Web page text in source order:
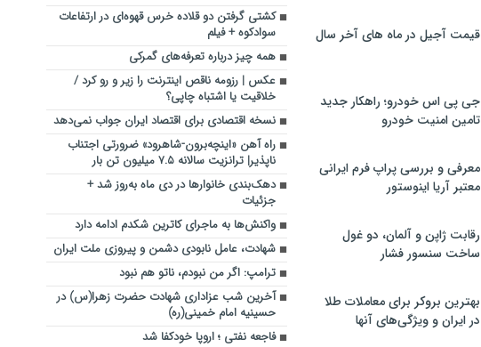
قیمت آجیل در ماه های آخر سال
جی پی اس خودرو؛ راهکار جدید
تامین امنیت خودرو
معرفی و بررسی پراپ فرم ایرانی
معتبر آریا اینوستور
رقابت ژاپن و آلمان، دو غول
ساخت سنسور فشار
بهترین بروکر برای معاملات طلا
در ایران و ویژگی‌های آنها
کشتی گرفتن دو قلاده خرس قهوه‌ای در ارتفاعات
سوادکوه + فیلم
همه چیز درباره تعرفه‌های گمرکی
عکس | رزومه ناقص اینترنت را زیر و رو کرد /
خلاقیت یا اشتباه چاپی؟
نسخه اقتصادی برای اقتصاد ایران جواب نمی‌دهد
راه آهن «اینچه‌برون-شاهرود» ضرورتی اجتناب
ناپذیر| ترانزیت سالانه ۷.۵ میلیون تن بار
دهک‌بندی خانوار‌ها در دی ماه به‌روز شد +
جزئیات
واکنش‌ها به ماجرای کاترین شکدم ادامه دارد
شهادت، عامل نابودی دشمن و پیروزی ملت ایران
ترامپ: اگر من نبودم، ناتو هم نبود
آخرین شب عزاداری شهادت حضرت زهرا(س) در
حسینیه امام خمینی(ره)
فاجعه نفتی ؛ اروپا خودکفا شد